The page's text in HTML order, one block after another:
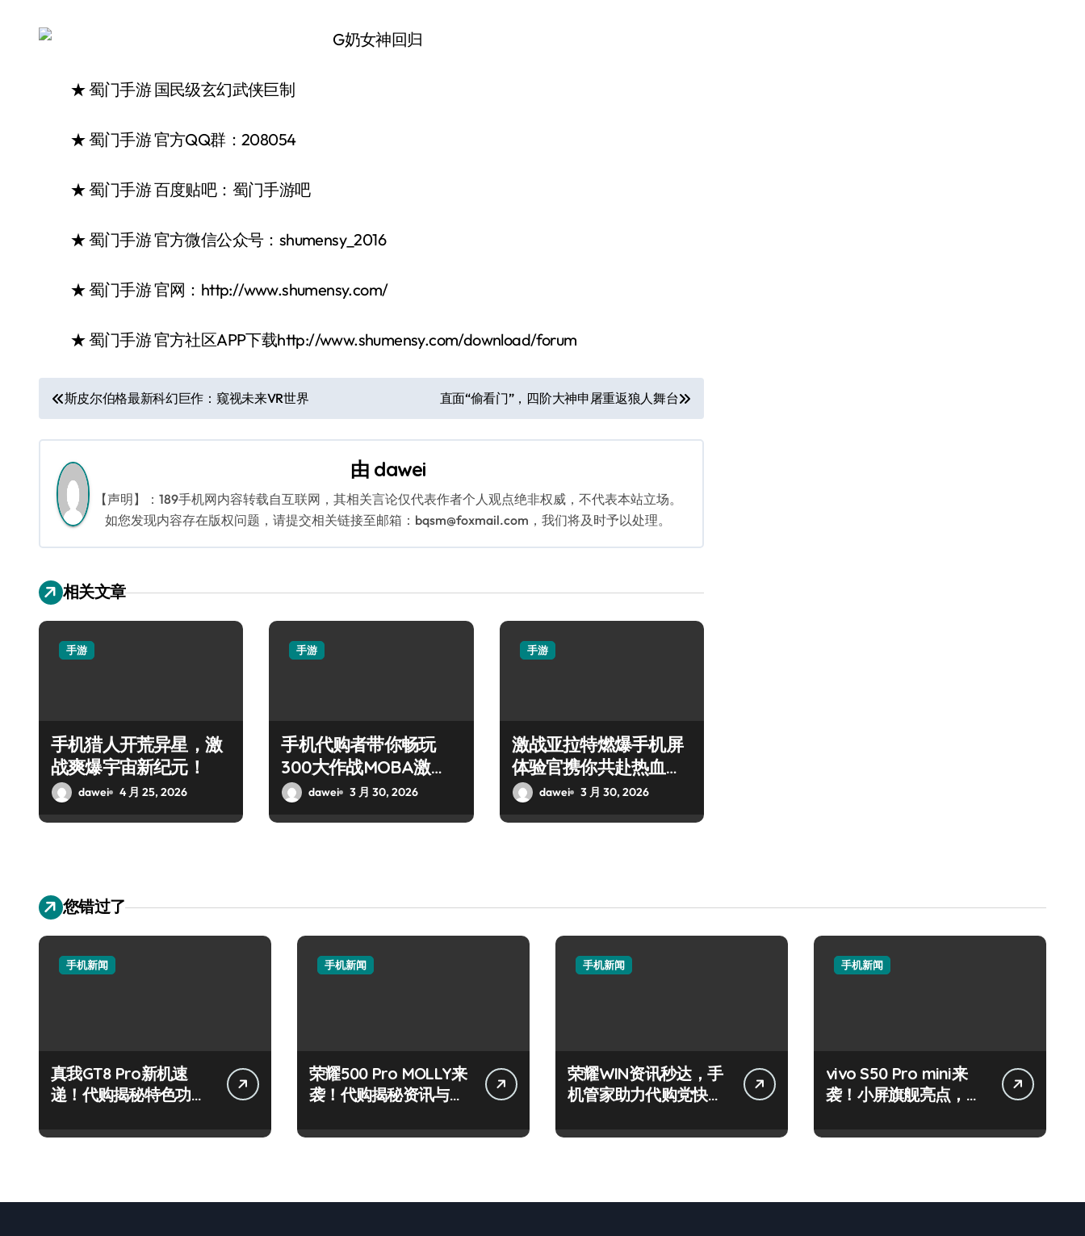
★ 蜀门手游 国民级玄幻武侠巨制
★ 蜀门手游 官方QQ群：208054
★ 蜀门手游 百度贴吧：蜀门手游吧
★ 蜀门手游 官方微信公众号：shumensy_2016
★ 蜀门手游 官网：http://www.shumensy.com/
★ 蜀门手游 官方社区APP下载http://www.shumensy.com/download/forum
文
章
导
航
斯皮尔伯格最新科幻巨作：窥视未来VR世界 直面“偷看门”，四阶大神申屠重返狼人舞台
由 dawei
【声明】：189手机网内容转载自互联网，其相关言论仅代表作者个人观点绝非权威，不代表本站立场。
如您发现内容存在版权问题，请提交相关链接至邮箱：bqsm@foxmail.com，我们将及时予以处理。
相关文章
手游
手机猎人开荒异星，激
战爽爆宇宙新纪元！
dawei 4 月 25, 2026
手游
手机代购者带你畅玩
300大作战MOBA激
战！dawei 3 月 30, 2026
手游
激战亚拉特燃爆手机屏
体验官携你共赴热血枪
战盛宴
dawei 3 月 30, 2026
您错过了
手机新闻
真我GT8 Pro新机速
递！代购揭秘特色功
手机新闻
荣耀500 Pro MOLLY来
袭！代购揭秘资讯与超
手机新闻
荣耀WIN资讯秒达，手
机管家助力代购党快人
手机新闻
vivo S50 Pro mini来
袭！小屏旗舰亮点，代